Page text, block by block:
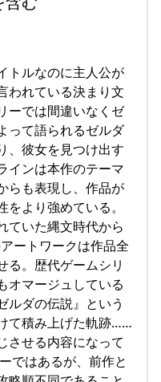
トルなのに主人公が
われている決まり文
ーでは間違いなくゼ
って語られるゼルダ
、彼女を見つけ出す
インは本作のテーマ
らも表現し、作品が
より強めている。
ていた縄文時代から
ートワークは作品全
る。歴代ゲームシリ
オマージュしている
ルダの伝説』という
て積み上げた軌跡……
させる内容になって
ではあるが、前作と